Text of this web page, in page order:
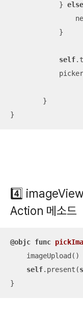
            }
else
            }
self
        }
}
4️⃣ imageView
Action 메소드
@objc func
self.present(
}